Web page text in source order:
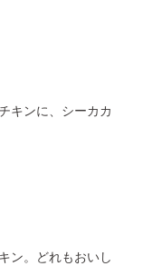
キンに、シーカカ
ン。どれもおいし